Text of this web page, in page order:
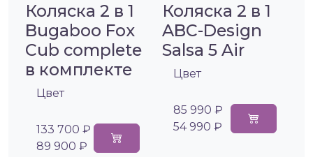
Коляска 2 в 1
Bugaboo Fox
Cub complete
в комплекте
Цвет
133 700 ₽
89 900 ₽
Коляска 2 в 1
ABC-Design
Salsa 5 Air
Цвет
85 990 ₽
54 990 ₽